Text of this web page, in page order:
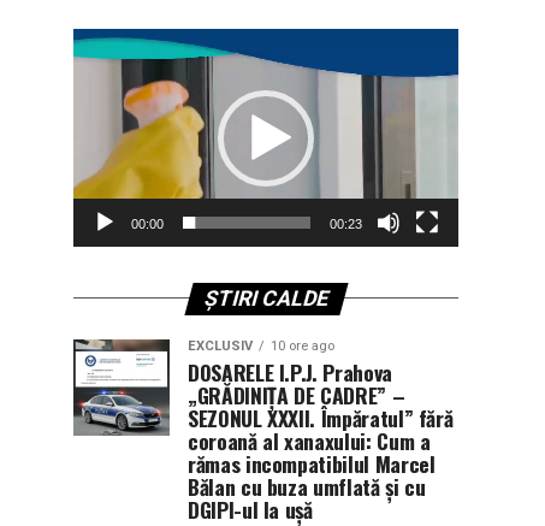
Player
video
00:00 00:23
ȘTIRI CALDE
EXCLUSIV 10 ore ago
DOSARELE I.P.J. Prahova
„GRĂDINIȚA DE CADRE” –
SEZONUL XXXII. Împăratul” fără
coroană al xanaxului: Cum a
rămas incompatibilul Marcel
Bălan cu buza umflată și cu
DGIPI-ul la ușă